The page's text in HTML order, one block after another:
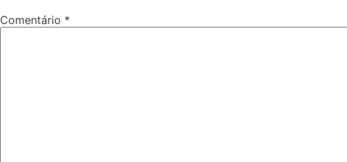
Comentário *